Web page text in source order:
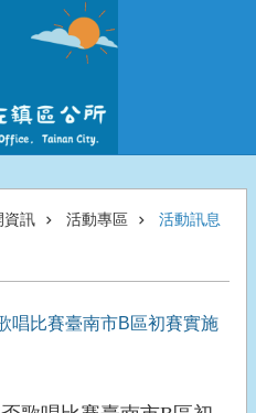
資訊 活動專區 活動訊息
唱比賽臺南市B區初賽實施